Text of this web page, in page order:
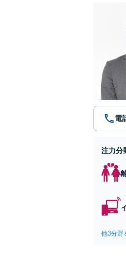
電
注力分
他3分野